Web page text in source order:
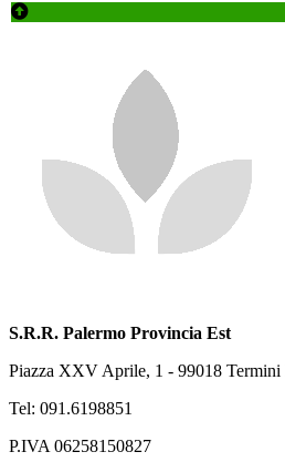
S.R.R. Palermo Provincia Est
Piazza XXV Aprile, 1 - 99018 Termini
Tel: 091.6198851
P.IVA 06258150827